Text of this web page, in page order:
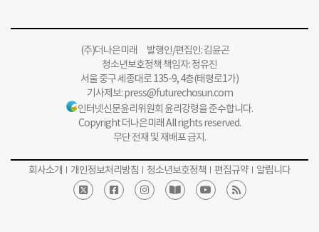
(주)더나은미래 발행인/편집인: 김윤곤
청소년보호정책 책임자: 정유진
서울 중구 세종대로 135-9, 4층(태평로1가)
기사제보:press@futurechosun.com
인터넷신문윤리위원회 윤리강령을 준수합니다.
Copyright 더나은미래 All rights reserved.
무단 전재 및 재배포 금지.
회사소개 개인정보처리방침 청소년보호정책 편집규약 알립니다